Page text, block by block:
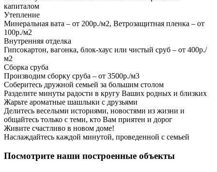
капиталом
Утепление
Минеральная вата – от 200р./м2, Ветрозащитная пленка – от
100р./м2
Внутренняя отделка
Гипсокартон, вагонка, блок-хаус или чистый сруб – от 400р./
м2
Сборка сруба
Производим сборку сруба – от 3500р./м3
Соберитесь дружной семьей за большим столом
Разделите минуты радости в кругу Ваших родных и близких
Жарьте ароматные шашлыки с друзьями
Делитесь веселыми историями, новостями из жизни и
общайтесь только с теми, кто Вам приятен и дорог
Живите счастливо в новом доме!
Наслаждайтесь каждой минутой, проведенной с семьей
Посмотрите наши построенные объекты